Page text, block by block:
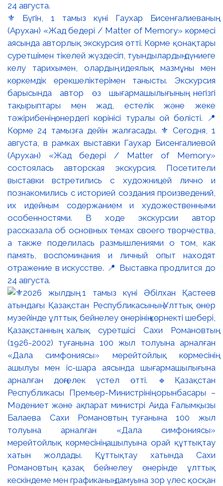
⚜️ Бүгін, 1 тамыз күні Гаухар Бисенғалиеваның
(Арухан) «Жад бедері / Matter of Memory» көрмесі
аясында авторлық экскурсия өтті. Көрме қонақтары
суретшімен тікелей жүздесіп, туындылардың дүниеге
келу тарихымен, олардың идеялық мазмұны мен
көркемдік ерекшеліктерімен танысты. Экскурсия
барысында автор өз шығармашылығының негізгі
тақырыптары мен жад, естелік және жеке
тәжірибенің өнердегі көрінісі туралы ой бөлісті. 📍
Көрме 24 тамызға дейін жалғасады. ⚜️ Сегодня, 1
августа, в рамках выставки Гаухар Бисенгалиевой
(Арухан) «Жад бедері / Matter of Memory»
состоялась авторская экскурсия. Посетители
выставки встретились с художницей лично и
познакомились с историей создания произведений,
их идейным содержанием и художественными
особенностями. В ходе экскурсии автор
рассказала об основных темах своего творчества,
а также поделилась размышлениями о том, как
память, воспоминания и личный опыт находят
отражение в искусстве. 📍 Выставка продлится до
24 августа.